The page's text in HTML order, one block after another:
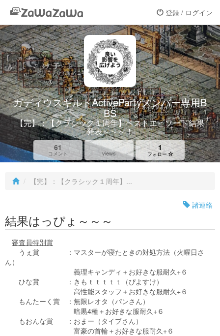
登録 / ログイン
ガディウスギルドActivePartyメンバー専用B
BS
【完】：【クラシック１周年】ベストエピソード結果
発表～～～！
61
コメント views
1
フォロー
【完】：【クラシック１周年】...
諸連絡
結果はっぴょ～～～
審査員特別賞
うぇ賞 ：マスターが寝たときの対処方法（火曜日さ
ん）
義理キャンディ＋お好きな服耐久+６
ひな賞 ：きもｔｔｔｔｔ（ぴよすけ）
高性能スタッフ＋お好きな服耐久+６
もんたーく賞 ：無限レオタ（パンさん）
暗黒4種＋お好きな服耐久+６
もおんな賞 ：おまー（タイプさん）
富豪の首輪＋お好きな服耐久+６